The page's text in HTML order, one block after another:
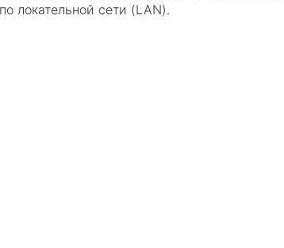
локательной сети (LAN).